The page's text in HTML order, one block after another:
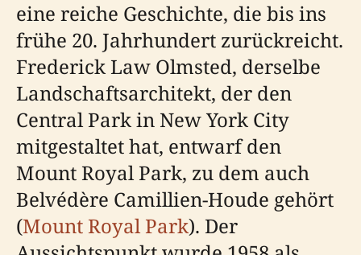
eine reiche Geschichte, die bis ins
frühe 20. Jahrhundert zurückreicht.
Frederick Law Olmsted, derselbe
Landschaftsarchitekt, der den
Central Park in New York City
mitgestaltet hat, entwarf den
Mount Royal Park, zu dem auch
Belvédère Camillien-Houde gehört
(Mount Royal Park). Der